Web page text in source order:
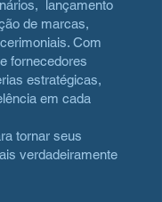
lançamento
de marcas,
Com
fornecedores
estratégicas,
em cada
tornar seus
verdadeiramente